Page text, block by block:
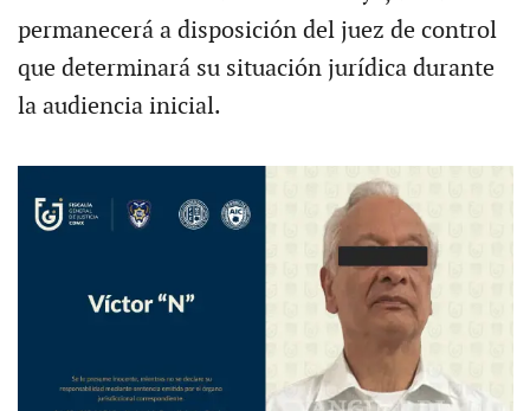
permanecerá a disposición del juez de control
que determinará su situación jurídica durante
la audiencia inicial.